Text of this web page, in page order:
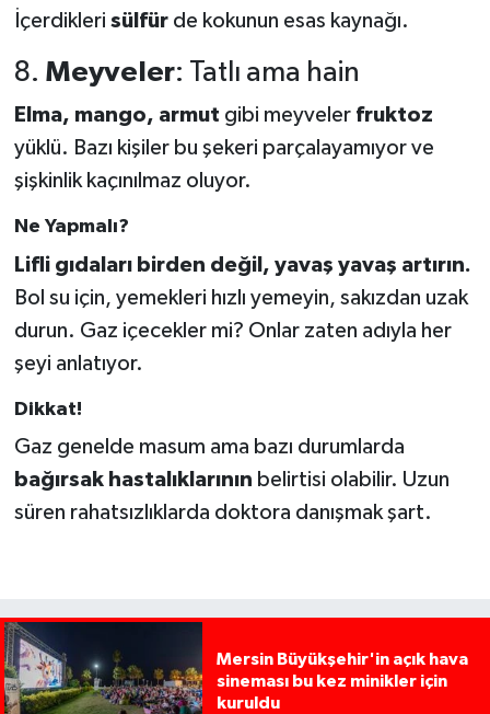
İçerdikleri sülfürde kokunun esas kaynağı.
8. Meyveler: Tatlı ama hain
Elma, mango, armut gibi meyveler fruktoz
yüklü. Bazı kişiler bu şekeri parçalayamıyor ve
şişkinlik kaçınılmaz oluyor.
Ne Yapmalı?
Lifli gıdaları birden değil, yavaş yavaş artırın.
Bol su için, yemekleri hızlı yemeyin, sakızdan uzak
durun. Gaz içecekler mi? Onlar zaten adıyla her
şeyi anlatıyor.
Dikkat!
Gaz genelde masum ama bazı durumlarda
bağırsak hastalıklarının belirtisi olabilir. Uzun
süren rahatsızlıklarda doktora danışmak şart.
Mersin Büyükşehir'in açık hava
sineması bu kez minikler için
kuruldu